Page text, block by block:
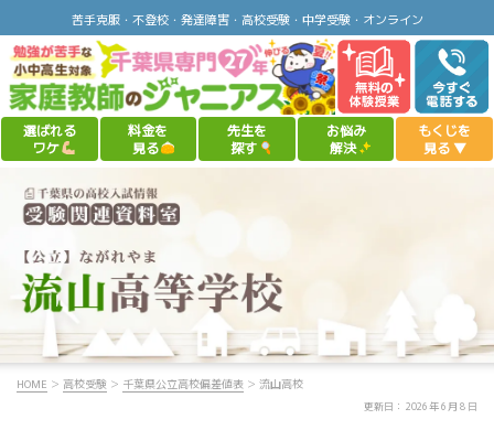
苦手克服・不登校・発達障害・高校受験・中学受験・オンライン
選ばれる
ワケ
料金を
見る
先生を
探す
お悩み
解決
もくじを
見る ▼
HOME ＞ 高校受験 ＞ 千葉県公立高校偏差値表 ＞ 流山高校